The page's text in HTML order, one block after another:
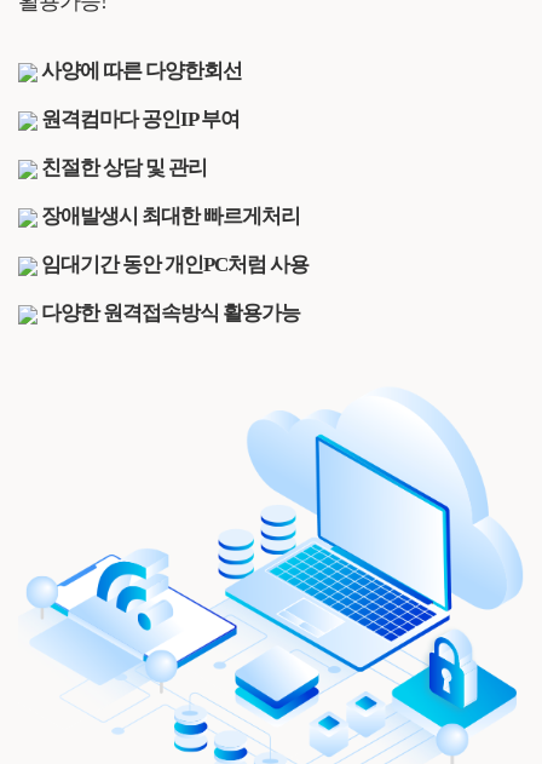
사양에 따른 다양한회선
원격컴마다 공인IP 부여
친절한 상담 및 관리
장애발생시 최대한 빠르게처리
임대기간 동안 개인PC처럼 사용
다양한 원격접속방식 활용가능